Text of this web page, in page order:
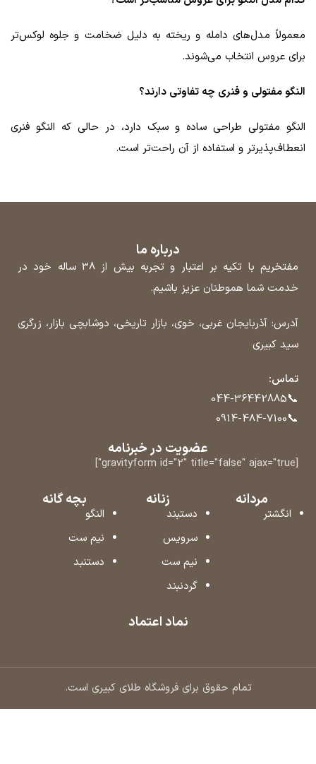
معمولاً مدل‌های دامله و ریخته به دلیل ضخامت و جلوه لوکس‌تر
برای عروس انتخاب می‌شوند.
النگو مفتولی و فنری چه تفاوتی دارند؟
النگو مفتولی طراحی ساده و سبک دارد، در حالی که النگو فنری
انعطاف‌پذیرتر و استفاده از آن راحت‌تر است.
درباره ما
مفتخریم با تکیه بر اعتبار و تجربه بیش از 38 ساله خود در
خدمت شما هموطنان عزیز باشیم.
آدرس: آذربایجان غربی، خوی، بازار تاریخی، دوشابچی بازار، زرگری
سید کبیری
تماس:
📞
044-36442885
📞
0914-484-7100
عضویت در خبرنامه
[gravityform id="2" title="false" ajax="true"]
مردانه
انگشتر
زنانه
دستبند
سرویس
نیم ست
گردنبند
بچه گانه
النگو
نیم ست
دستنبد
نماد اعتماد
تمام حقوق برای فروشگاه طلای کبیری است.